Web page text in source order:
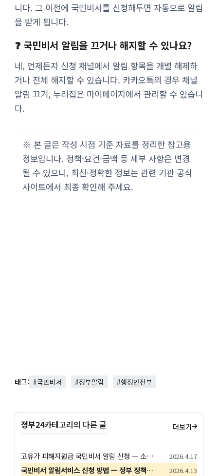
니다. 그 이전에 국민비서를 신청해두면 자동으로 알림
을 받게 됩니다.
❓ 국민비서 알림을 끄거나 해지할 수 있나요?
네, 언제든지 신청 채널에서 알림 항목을 개별 해제하
거나 전체 해지할 수 있습니다. 카카오톡의 경우 채널
알림 끄기, 누리집은 마이페이지에서 관리할 수 있습니
다.
※ 본 글은 작성 시점 기준 자료를 정리한 참고용
정보입니다. 정책·요건·금액 등 세부 사항은 변경
될 수 있으니, 최신·정확한 정보는 관련 기관 공식
사이트에서 최종 확인해 주세요.
태그: #국민비서 #정부알림 #행정안전부
정부24카테고리의 다른 글 더보기
고유가 피해지원금 국민비서 알림 신청 — 소득 하위 70% 대상 확인·지급일정 안내 2026.4.17
국민비서 알림서비스 신청 방법 — 정부 정책 알림 받기 (네이버앱·카카오톡·토스) 2026.4.13